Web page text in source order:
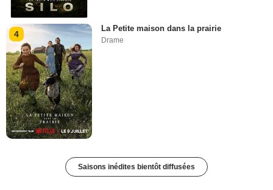
4
La Petite maison dans la prairie
Drame
Saisons inédites bientôt diffusées